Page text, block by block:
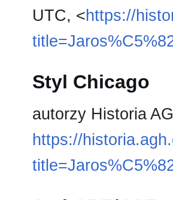
UTC, <https://
Styl Chicago
autorzy Historia
https://